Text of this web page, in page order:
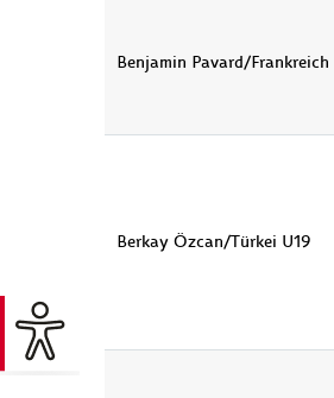
Benjamin Pavard/Frankreich
Berkay Özcan/Türkei U19